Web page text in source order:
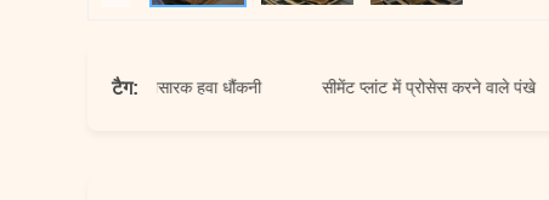
टैग:
केन्द्रापसारक हवा धौंकनी सीमेंट प्लांट में प्रोसेस करने वाले पंखे